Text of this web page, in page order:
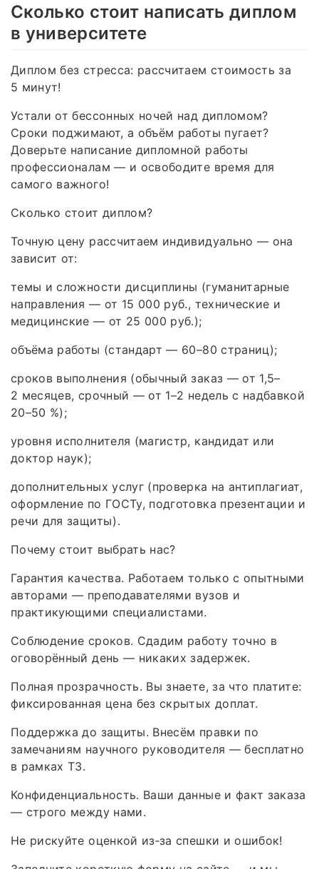
Сколько стоит написать диплом
в университете
Диплом без стресса: рассчитаем стоимость за
5 минут!
Устали от бессонных ночей над дипломом?
Сроки поджимают, а объём работы пугает?
Доверьте написание дипломной работы
профессионалам — и освободите время для
самого важного!
Сколько стоит диплом?
Точную цену рассчитаем индивидуально — она
зависит от:
темы и сложности дисциплины (гуманитарные
направления — от 15 000 руб., технические и
медицинские — от 25 000 руб.);
объёма работы (стандарт — 60–80 страниц);
сроков выполнения (обычный заказ — от 1,5–
2 месяцев, срочный — от 1–2 недель с надбавкой
20–50 %);
уровня исполнителя (магистр, кандидат или
доктор наук);
дополнительных услуг (проверка на антиплагиат,
оформление по ГОСТу, подготовка презентации и
речи для защиты).
Почему стоит выбрать нас?
Гарантия качества. Работаем только с опытными
авторами — преподавателями вузов и
практикующими специалистами.
Соблюдение сроков. Сдадим работу точно в
оговорённый день — никаких задержек.
Полная прозрачность. Вы знаете, за что платите:
фиксированная цена без скрытых доплат.
Поддержка до защиты. Внесём правки по
замечаниям научного руководителя — бесплатно
в рамках ТЗ.
Конфиденциальность. Ваши данные и факт заказа
— строго между нами.
Не рискуйте оценкой из‑за спешки и ошибок!